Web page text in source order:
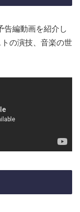
告編動画を紹介し
の演技、音楽の世